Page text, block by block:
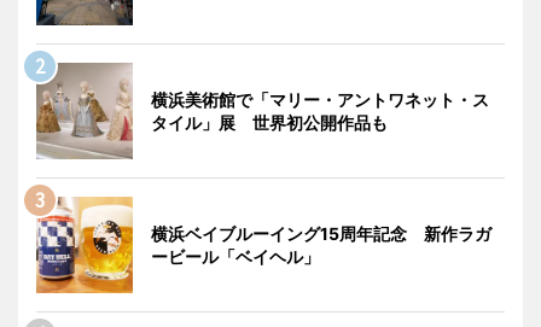
横浜美術館で「マリー・アントワネット・ス
タイル」展 世界初公開作品も
横浜ベイブルーイング15周年記念 新作ラガ
ービール「ベイヘル」